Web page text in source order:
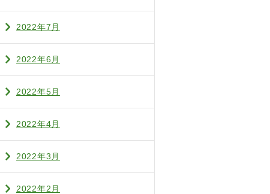
2022年7月
2022年6月
2022年5月
2022年4月
2022年3月
2022年2月